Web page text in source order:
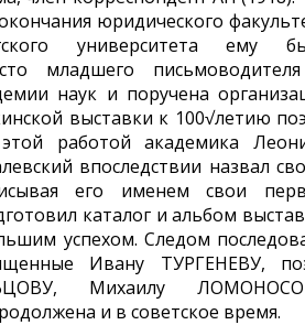
юридического
университета ему
младшего
наук и поручена
выставки к 100√летию
работой академика
впоследствии назвал
его именем свои
каталог и альбом
успехом. Следом
Ивану ТУРГЕНЕВУ,
Михаилу
и в советское время.